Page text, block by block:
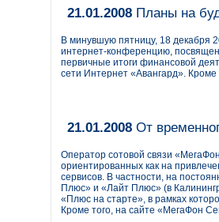
21.01.2008 Планы на
В минувшую пятницу, 18 декабря
интернет-конференцию,
первичные итоги финансовой
сети Интернет «Авангард».
21.01.2008 От
Оператор сотовой связи
ориентированных как на
сервисов. В частности, на
Плюс» и «Лайт Плюс» (в
«Плюс на старте», в рамках
Кроме того, на сайте «МегаФон